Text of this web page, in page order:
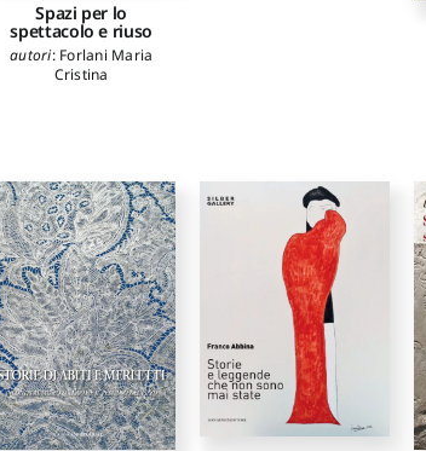
Spazi per lo
spettacolo e riuso
autori: Forlani Maria
Cristina